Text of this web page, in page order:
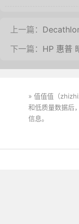
上一篇：
下一篇： HP 惠普
» 值值值（
和低质量数据后
信息。